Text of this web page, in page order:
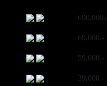
69,000.-
59,000.-
39,000.-